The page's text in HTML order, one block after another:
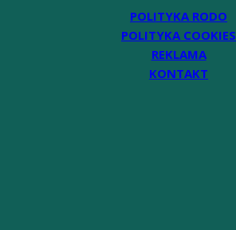
POLITYKA RODO
POLITYKA COOKIES
REKLAMA
KONTAKT